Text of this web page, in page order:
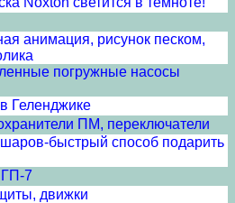
анимация, рисунок песком,
погружные насосы
Геленджике
ПМ, переключатели
быстрый способ подарить
7
движки